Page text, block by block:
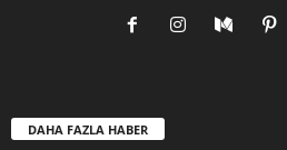
DAHA FAZLA HABER